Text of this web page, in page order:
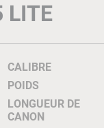
LITE
CALIBRE
POIDS
LONGUEUR DE
CANON